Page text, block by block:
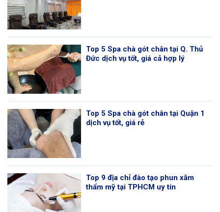
Top 5 Spa chà gót chân tại Q. Thủ
Đức dịch vụ tốt, giá cả hợp lý
Top 5 Spa chà gót chân tại Quận 1
dịch vụ tốt, giá rẻ
Top 9 địa chỉ đào tạo phun xăm
thẩm mỹ tại TPHCM uy tín